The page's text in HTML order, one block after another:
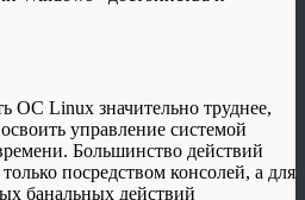
ОС Linux значительно труднее,
управление системой
Большинство действий
посредством консолей, а для
банальных действий